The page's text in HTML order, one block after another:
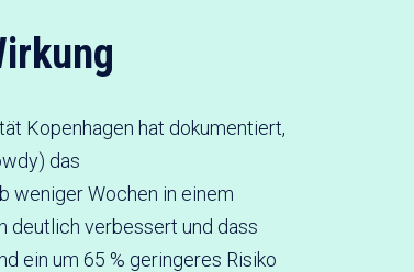
Kopenhagen hat dokumentiert,
das
weniger Wochen in einem
deutlich verbessert und dass
ein um 65 % geringeres Risiko